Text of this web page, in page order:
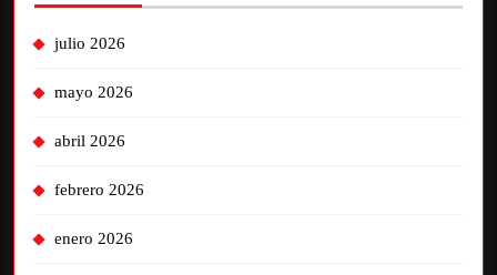
julio 2026
mayo 2026
abril 2026
febrero 2026
enero 2026